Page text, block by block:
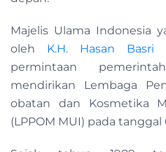
Majelis Ulama Indonesia
oleh K.H. Hasan Basri
permintaan
mendirikan Lembaga
obatan dan Kosmetika
(LPPOM MUI) pada tanggal